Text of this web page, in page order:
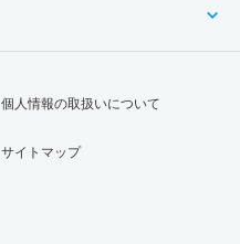
個人情報の取扱いについて
サイトマップ